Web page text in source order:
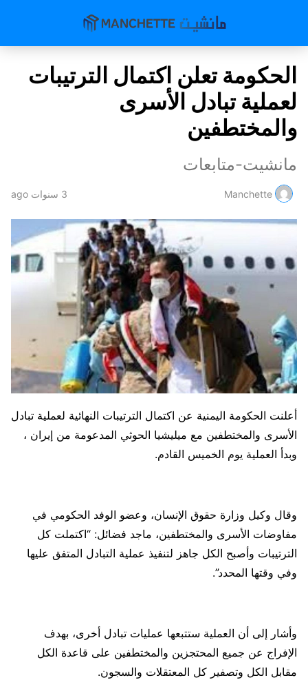
الحكومة تعلن اكتمال الترتيبات
لعملية تبادل الأسرى
والمختطفين
مانشيت-متابعات
Manchette 3 سنوات ago
أعلنت الحكومة اليمنية عن اكتمال الترتيبات النهائية لعملية تبادل
الأسرى والمختطفين مع ميليشيا الحوثي المدعومة من إيران ،
وبدأ العملية يوم الخميس القادم.
وقال وكيل وزارة حقوق الإنسان، وعضو الوفد الحكومي في
مفاوضات الأسرى والمختطفين، ماجد فضائل: “اكتملت كل
الترتيبات وأصبح الكل جاهز لتنفيذ عملية التبادل المتفق عليها
وفي وقتها المحدد”.
وأشار إلى أن العملية ستتبعها عمليات تبادل أخرى، بهدف
الإفراج عن جميع المحتجزين والمختطفين على قاعدة الكل
مقابل الكل وتصفير كل المعتقلات والسجون.